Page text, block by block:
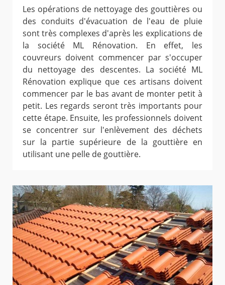
Les opérations de nettoyage des gouttières ou
des conduits d'évacuation de l'eau de pluie
sont très complexes d'après les explications de
la société ML Rénovation. En effet, les
couvreurs doivent commencer par s'occuper
du nettoyage des descentes. La société ML
Rénovation explique que ces artisans doivent
commencer par le bas avant de monter petit à
petit. Les regards seront très importants pour
cette étape. Ensuite, les professionnels doivent
se concentrer sur l'enlèvement des déchets
sur la partie supérieure de la gouttière en
utilisant une pelle de gouttière.